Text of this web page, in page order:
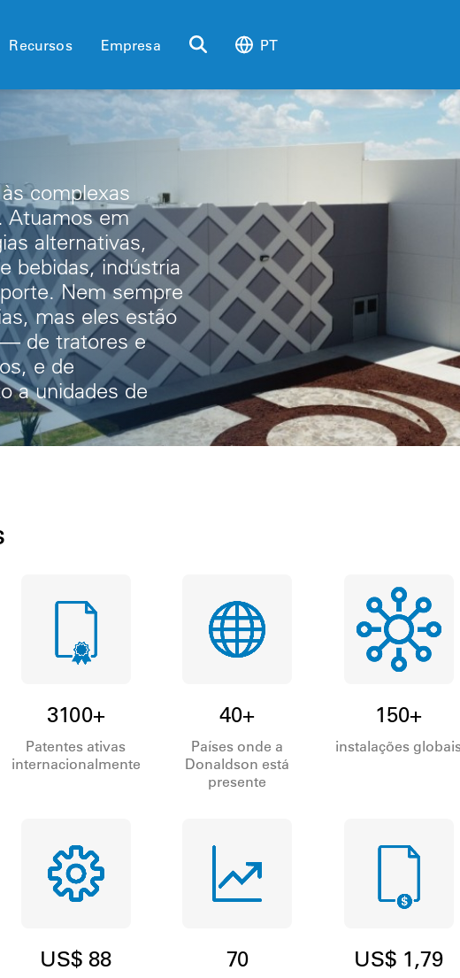
Recursos Empresa PT
complexas
Atuamos em
alternativas,
bebidas, indústria
Nem sempre
mas eles estão
— de tratores e
e de
a unidades de
3100+
Patentes ativas
internacionalmente
40+
Países onde a
Donaldson está
presente
150+
instalações
US$ 88
70
US$ 1,79